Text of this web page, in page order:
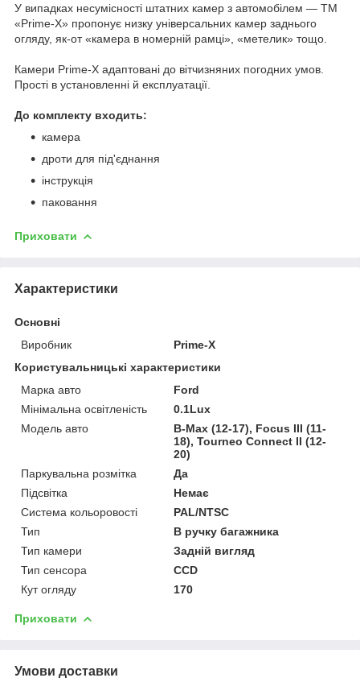
У випадках несумісності штатних камер з автомобілем — TM
«Prime-X» пропонує низку універсальних камер заднього
огляду, як-от «камера в номерній рамці», «метелик» тощо.
Камери Prime-X адаптовані до вітчизняних погодних умов.
Прості в установленні й експлуатації.
До комплекту входить:
камера
дроти для під'єднання
інструкція
паковання
Приховати
Характеристики
Основні
Виробник
Prime-X
Користувальницькі характеристики
Марка авто
Ford
Мінімальна освітленість
0.1Lux
Модель авто
B-Max (12-17), Focus III (11-
18), Tourneo Connect II (12-
20)
Паркувальна розмітка
Да
Підсвітка
Немає
Система кольоровості
PAL/NTSC
Тип
В ручку багажника
Тип камери
Задній вигляд
Тип сенсора
CCD
Кут огляду
170
Приховати
Умови доставки